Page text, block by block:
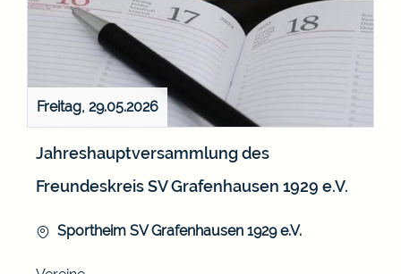
Freitag, 29.05.2026
Jahreshauptversammlung des
Freundeskreis SV Grafenhausen 1929 e.V.
Sportheim SV Grafenhausen 1929 e.V.